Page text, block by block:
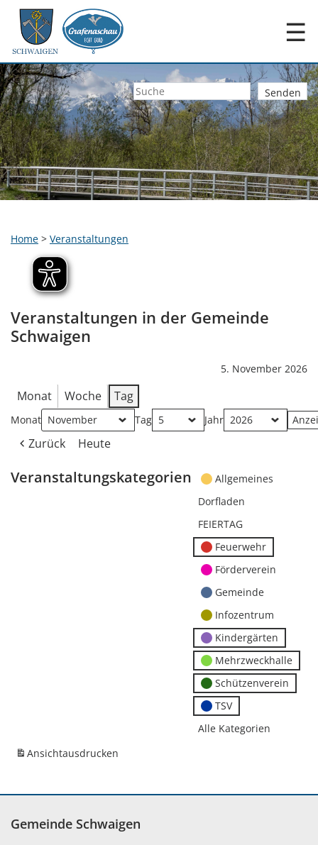
☰
Home > Veranstaltungen
Veranstaltungen in der Gemeinde
Schwaigen
5. November 2026
Monat Woche Tag
Monat Tag Jahr
Zurück Heute
Veranstaltungskategorien
Allgemeines
Dorfladen
FEIERTAG
Feuerwehr
Förderverein
Gemeinde
Infozentrum
Kindergärten
Mehrzweckhalle
Schützenverein
TSV
Alle Kategorien
Ansichtausdrucken
Gemeinde Schwaigen